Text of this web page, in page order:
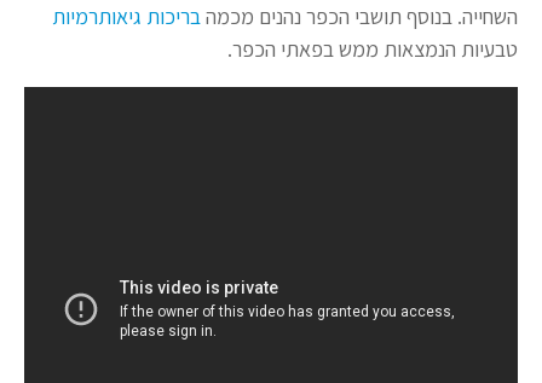
השחייה. בנוסף תושבי הכפר נהנים מכמהבריכות גיאותרמיות
טבעיות הנמצאות ממש בפאתי הכפר.